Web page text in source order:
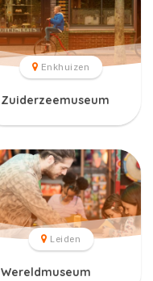
Enkhuizen
Zuiderzeemuseum
Leiden
Wereldmuseum